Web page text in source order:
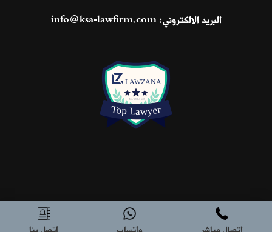
البريد الالكتروني:info@ksa-lawfirm.com